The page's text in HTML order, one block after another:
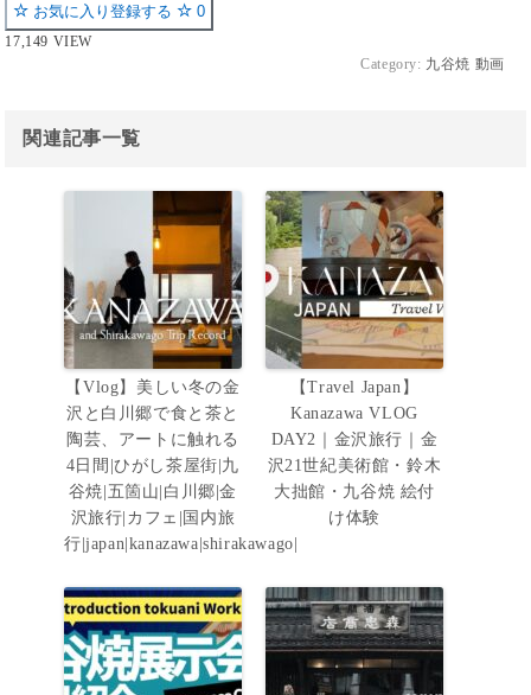
お気に入り登録する 0
17,149 VIEW
Category: 九谷焼 動画
関連記事一覧
【Vlog】美しい冬の金
沢と白川郷で食と茶と
陶芸、アートに触れる
4日間|ひがし茶屋街|九
谷焼|五箇山|白川郷|金
沢旅行|カフェ|国内旅
行|japan|kanazawa|shirakawago|
【Travel Japan】
Kanazawa VLOG
DAY2｜金沢旅行｜金
沢21世紀美術館・鈴木
大拙館・九谷焼 絵付
け体験